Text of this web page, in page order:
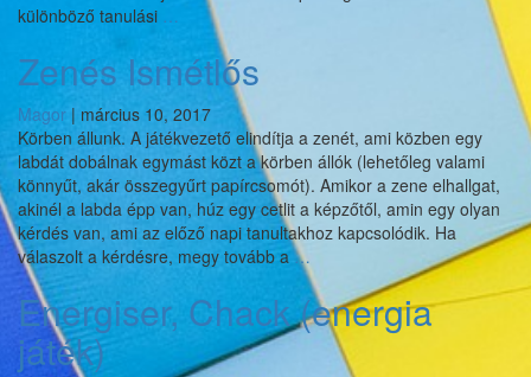
különböző tanulási … Csoportjáték
tanulási
stílusok
szerint
Zenés Ismétlős
Magor | március 10, 2017
Körben állunk. A játékvezető elindítja a zenét, ami közben egy
labdát dobálnak egymást közt a körben állók (lehetőleg valami
könnyűt, akár összegyűrt papírcsomót). Amikor a zene elhallgat,
akinél a labda épp van, húz egy cetlit a képzőtől, amin egy olyan
kérdés van, ami az előző napi tanultakhoz kapcsolódik. Ha
válaszolt a kérdésre, megy tovább a…
Ismétlős
Energiser, Chack (energia
játék)